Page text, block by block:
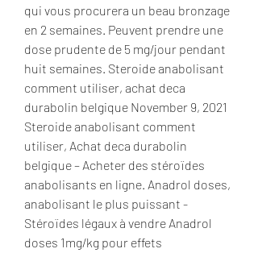
qui vous procurera un beau bronzage
en 2 semaines. Peuvent prendre une
dose prudente de 5 mg/jour pendant
huit semaines. Steroide anabolisant
comment utiliser, achat deca
durabolin belgique November 9, 2021
Steroide anabolisant comment
utiliser, Achat deca durabolin
belgique – Acheter des stéroïdes
anabolisants en ligne. Anadrol doses,
anabolisant le plus puissant -
Stéroïdes légaux à vendre Anadrol
doses 1mg/kg pour effets